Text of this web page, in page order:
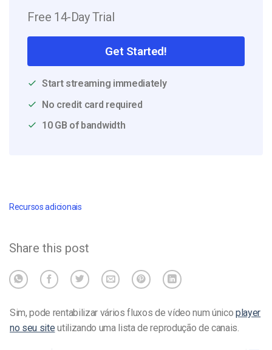
Free 14-Day Trial
Get Started!
Start streaming immediately
No credit card required
10 GB of bandwidth
Recursos adicionais
Share this post
Sim, pode rentabilizar vários fluxos de vídeo num únicoplayer
no seu site utilizando uma lista de reprodução de canais.